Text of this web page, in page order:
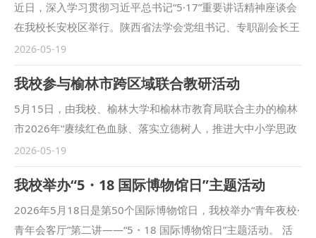
近日，深入学习贯彻习近平总书记“5·17”重要讲话精神座谈会
在我校长安校区举行。陕西省法学会党组书记、专职副会长王
凯华，校学术委员会名誉主任、资深教授赵馥洁，校党委书记
赵万东，副校长张荣刚、马朝琦、孙昊亮、常安、单文华出席
座谈会。学科首席专家、学科带头人，相关职能部门、各教学
科研单位负责人以及师生代表共计100余人参加座谈。校党委
副书记、校长范九利主持会议。 赵万东系统总结了我校近十
年学校哲学社会科学发展情况。他表示，要深入学习贯彻习近
平总书记关于推动哲学社会科学高质量发展的重要指示和在哲
学社会科学工作座谈会上重要讲话精神，坚持以党的创新理论
研究阐释为引领，以解决重大现实问题为导向，用文化传承与
时代创新来赋能，用宽广的国际视野讲好中国故事，统筹做好
2026-05-19
我校参与榆林市跨区域联合教研活动
5月15日，由我校、榆林大学和榆林市教育局联合主办的榆林
市2026年“赓续红色血脉、落实立德树人，推进大中小学思政
课一体化建设”教研活动在榆林市横山区圆满举行。我校马克
思主义学院党委书记李政敏带队参加活动，与榆林市教育系
统、各兄弟院校及一线思政课教师共400余人齐聚一堂，共商
思政育人路径、共促一体化建设提质增效。 本次活动以赓续
红色血脉，落实立德树人，推进大中小学思政课一体化建设为
2026-05-19
我校举办“5・18 国际博物馆日”主题活动
2026年5月18日是第50个国际博物馆日，我校举办“青年夜校·
青年会客厅”第二讲——“5・18 国际博物馆日”主题活动。 活